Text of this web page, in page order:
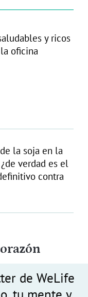
y ricos
oficina
la soja en la
verdad es el
contra
de WeLife